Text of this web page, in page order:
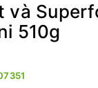
và
510g